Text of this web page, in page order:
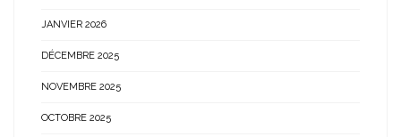
JANVIER 2026
DÉCEMBRE 2025
NOVEMBRE 2025
OCTOBRE 2025